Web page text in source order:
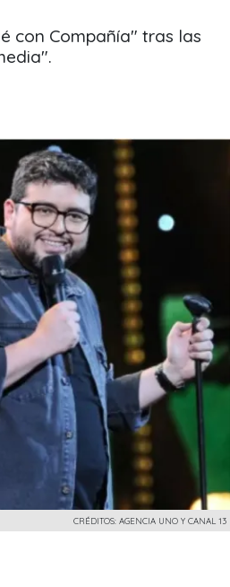
con Compañía" tras las
CRÉDITOS: AGENCIA UNO Y CANAL 13